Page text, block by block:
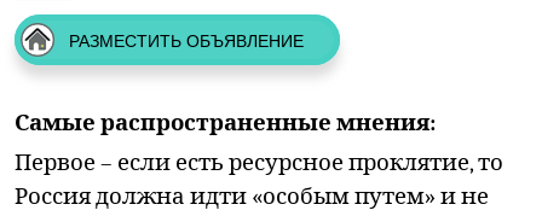
РАЗМЕСТИТЬ ОБЪЯВЛЕНИЕ
Самые распространенные мнения:
Первое – если есть ресурсное проклятие, то
Россия должна идти «особым путем» и не